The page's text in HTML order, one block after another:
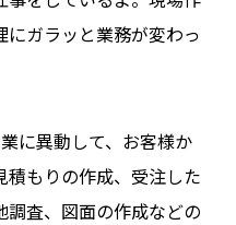
にガラッと業務が変わっ
に異動して、お客様か
積もりの作成、受注した
調査、図面の作成などの